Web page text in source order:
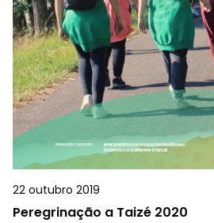
22 outubro 2019
Peregrinação a Taizé 2020